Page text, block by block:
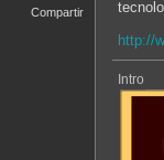
Compartir
http://
Intro